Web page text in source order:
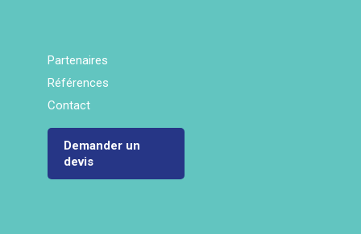
Partenaires
Références
Contact
Demander un
devis